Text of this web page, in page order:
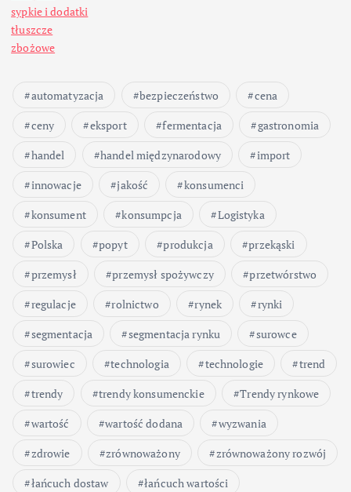
w
a
n
i
e
w
p
i
s
ó
w
sypkie i dodatki
tłuszcze
zbożowe
automatyzacja bezpieczeństwo
cena
ceny
eksport fermentacja
gastronomia
handel
handel międzynarodowy
import
innowacje
jakość
konsumenci
konsument
konsumpcja
Logistyka
Polska
popyt produkcja
przekąski
przemysł
przemysł spożywczy
przetwórstwo
regulacje
rolnictwo rynek
rynki
segmentacja
segmentacja rynku
surowce
surowiec
technologia technologie
trend
trendy
trendy konsumenckie
Trendy rynkowe
wartość
wartość dodana
wyzwania
zdrowie
zrównoważony
zrównoważony rozwój
łańcuch dostaw
łańcuch wartości